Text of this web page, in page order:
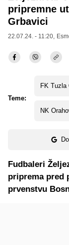
pripremne
Grbavici
22.07.24. - 11:20,
Teme:
FK Tuzla
NK
Fudbaleri
priprema pred
prvenstvu